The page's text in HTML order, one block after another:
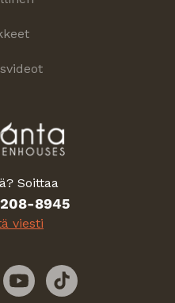
Soittaa
8945
viesti
YouTubeTikTok